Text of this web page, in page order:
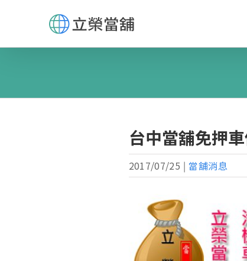
content
台中當舖免押
2017/07/25 | 當舖消息